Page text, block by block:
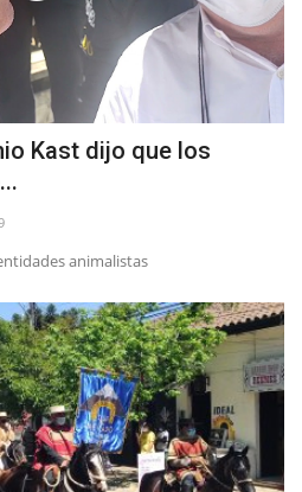
Kast dijo que los
animalistas